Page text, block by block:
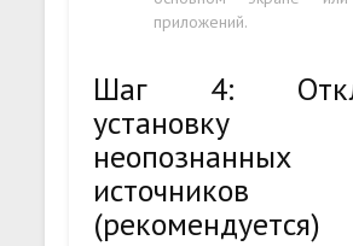
приложений.
Шаг 4:
неопознанных
источников
(рекомендуется)